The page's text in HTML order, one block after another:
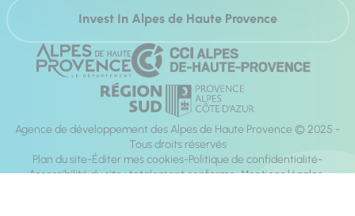
Invest In Alpes de Haute Provence
Agence de développement des Alpes de Haute Provence © 2025 -
Tous droits réservés
Plan du site Éditer mes cookies Politique de confidentialité
Accessibilité du site : totalement conforme Mentions légales